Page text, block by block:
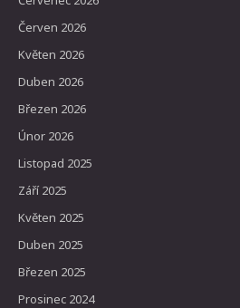
Červen 2026
Květen 2026
Duben 2026
Březen 2026
Únor 2026
Listopad 2025
Září 2025
Květen 2025
Duben 2025
Březen 2025
Prosinec 2024